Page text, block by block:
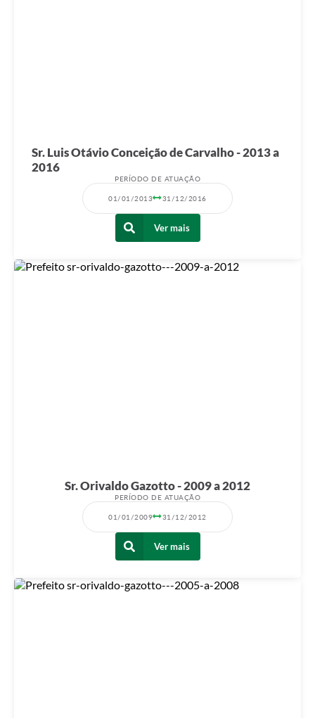
Sr. Luis Otávio Conceição de Carvalho - 2013 a
2016
PERÍODO DE ATUAÇÃO
01/01/2013 31/12/2016
Ver mais
Sr. Orivaldo Gazotto - 2009 a 2012
PERÍODO DE ATUAÇÃO
01/01/2009 31/12/2012
Ver mais